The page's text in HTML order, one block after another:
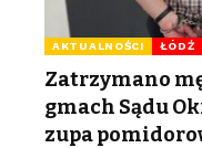
AKTUALNOŚCI ŁÓDŹ
Zatrzymano
gmach Sądu
zupa